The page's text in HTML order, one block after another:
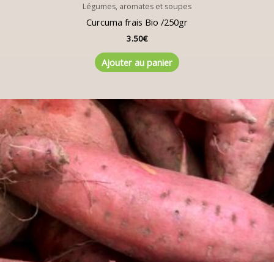
Légumes, aromates et soupes
Curcuma frais Bio /250gr
3.50€
Ajouter au panier